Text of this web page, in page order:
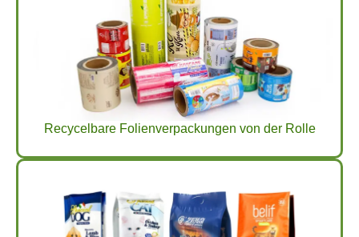
Recycelbare Folienverpackungen von der Rolle